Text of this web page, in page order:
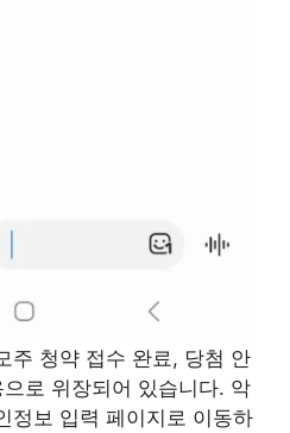
주 청약 접수 완료, 당첨 안
로 위장되어 있습니다. 악
정보 입력 페이지로 이동하